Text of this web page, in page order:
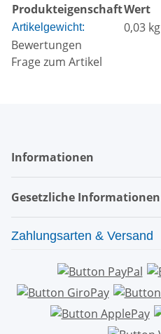
ProdukteigenschaftWert
Artikelgewicht: 0,03 kg
Bewertungen
Frage zum Artikel
Informationen
Gesetzliche Informationen
Zahlungsarten & Versand